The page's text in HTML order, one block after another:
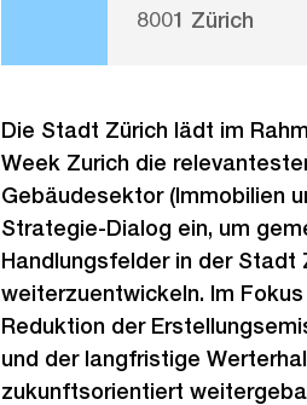
8001 Zürich
Die Stadt Zürich lädt im
Week Zurich die
Gebäudesektor (Immobilien
Strategie-Dialog ein, um
Handlungsfelder in der Stadt
weiterzuentwickeln. Im
Reduktion der
und der langfristige
zukunftsorientiert